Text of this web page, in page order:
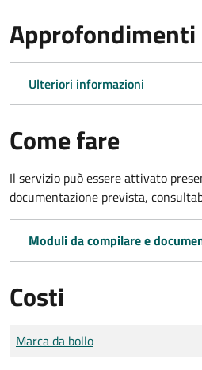
Approfondimenti
Ulteriori informazioni
Come fare
Il servizio può essere attivato
documentazione prevista,
Moduli da compilare e
Costi
Tipo di pagamento
Importo
Marca da bollo